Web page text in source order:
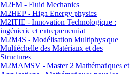
M2FM - Fluid Mechanics
M2HEP - High Energy physics
M2ITIE - Innovation Technologique :
ingénierie et entrepreneuriat
M2M4S - Modélisation Multiphysique
Multiéchelle des Matériaux et des
Structures
M2MAMSV - Master 2 Mathématiques et